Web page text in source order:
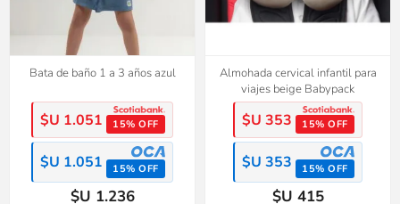
Bata de baño 1 a 3 años azul
$U 1.051 15% OFF
$U 1.051 15% OFF
$U 1.236
Almohada cervical infantil para
viajes beige Babypack
$U 353 15% OFF
$U 353 15% OFF
$U 415